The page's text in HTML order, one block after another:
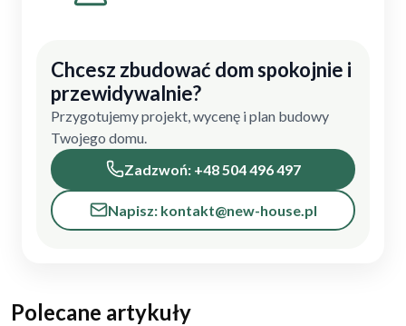
Chcesz zbudować dom spokojnie i
przewidywalnie?
Przygotujemy projekt, wycenę i plan budowy
Twojego domu.
Zadzwoń: +48 504 496 497
Napisz: kontakt@new-house.pl
Polecane artykuły